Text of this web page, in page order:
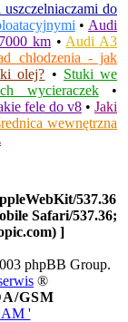
do
• Audi
km • Audi A3
chłodzenia - jak
olej? • Stuki we
wycieraczek•
fele do v8 • Jaki
wewnętrzna
537.36
Safari/537.36;
]
phpBB Group.
®
GSM
'